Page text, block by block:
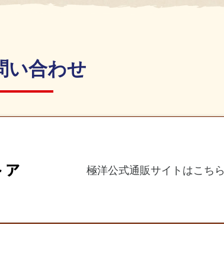
い合わせ
極洋公式通販サイトはこちら